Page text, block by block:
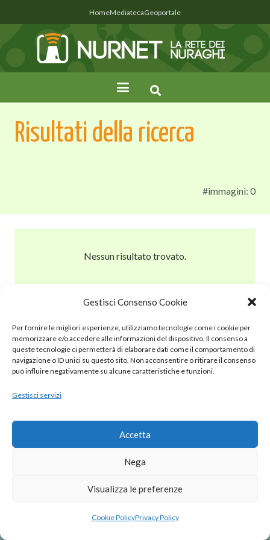
Gestisci Consenso Cookie
Per fornire le migliori esperienze, utilizziamo tecnologie come i cookie per
memorizzare e/o accedere alle informazioni del dispositivo. Il consenso a
queste tecnologie ci permetterà di elaborare dati come il comportamento di
navigazione o ID unici su questo sito. Non acconsentire o ritirare il consenso
può influire negativamente su alcune caratteristiche e funzioni.
Gestisci servizi
Accetta
Nega
Visualizza le preferenze
Cookie PolicyPrivacy Policy
HomeMediatecaGeoportale
Risultati della ricerca
#immagini: 0
Nessun risultato trovato.
antoniopalumbo.it
Cookie Policy (UE)
Privacy Policy